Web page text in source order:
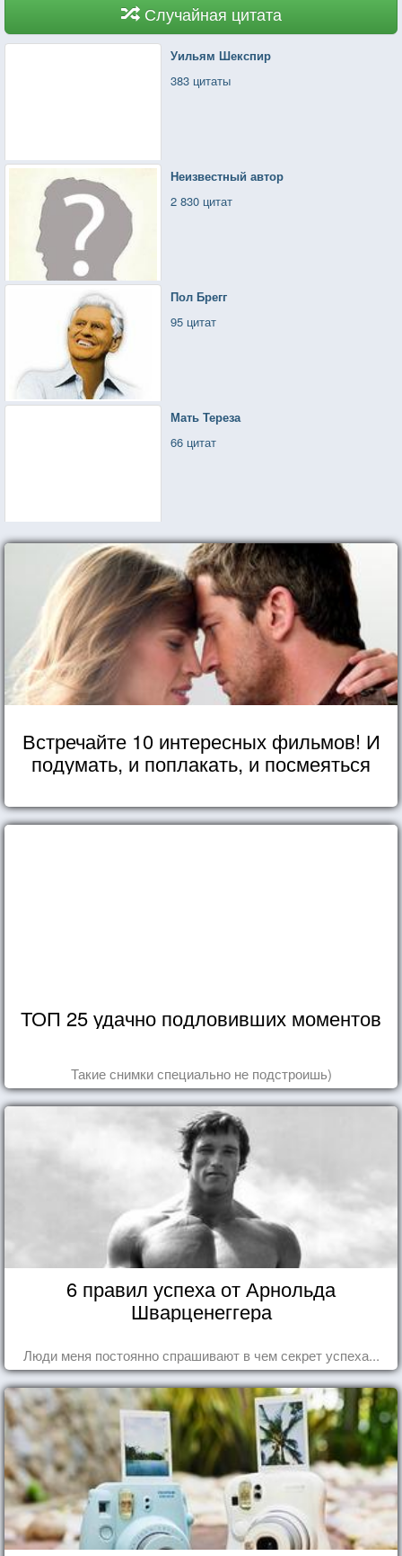
Случайная цитата
Уильям Шекспир
383 цитаты
Неизвестный автор
2 830 цитат
Пол Брегг
95 цитат
Мать Тереза
66 цитат
Встречайте 10 интересных фильмов! И
подумать, и поплакать, и посмеяться
ТОП 25 удачно подловивших моментов
Такие снимки специально не подстроишь)
6 правил успеха от Арнольда
Шварценеггера
Люди меня постоянно спрашивают в чем секрет успеха...